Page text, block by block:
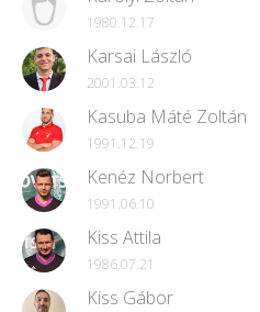
1980.12.17
Karsai László
2001.03.12
Kasuba Máté Zoltán
1991.12.19
Kenéz Norbert
1991.06.10
Kiss Attila
1986.07.21
Kiss Gábor